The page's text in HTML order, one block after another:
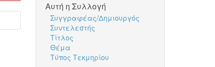
Αυτή η Συλλογή
Συγγραφέας/Δημιουργός
Συντελεστής
Τίτλος
Θέμα
Τύπος Τεκμηρίου